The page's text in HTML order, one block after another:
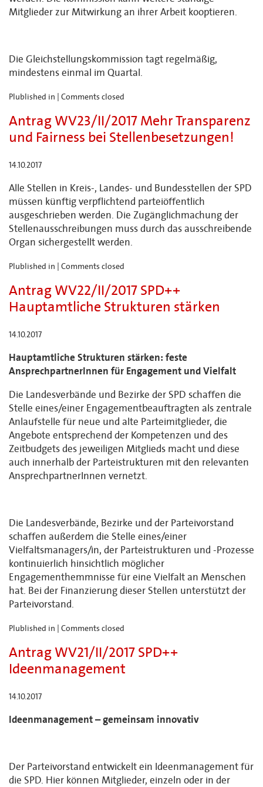
Mitglieder zur Mitwirkung an ihrer Arbeit kooptieren.
Die Gleichstellungskommission tagt regelmäßig,
mindestens einmal im Quartal.
Plublished in | Comments closed
Antrag WV23/II/2017 Mehr Transparenz
und Fairness bei Stellenbesetzungen!
14.10.2017
Alle Stellen in Kreis-, Landes- und Bundesstellen der SPD
müssen künftig verpflichtend parteiöffentlich
ausgeschrieben werden. Die Zugänglichmachung der
Stellenausschreibungen muss durch das ausschreibende
Organ sichergestellt werden.
Plublished in | Comments closed
Antrag WV22/II/2017 SPD++
Hauptamtliche Strukturen stärken
14.10.2017
Hauptamtliche Strukturen stärken: feste
AnsprechpartnerInnen für Engagement und Vielfalt
Die Landesverbände und Bezirke der SPD schaffen die
Stelle eines/einer Engagementbeauftragten als zentrale
Anlaufstelle für neue und alte Parteimitglieder, die
Angebote entsprechend der Kompetenzen und des
Zeitbudgets des jeweiligen Mitglieds macht und diese
auch innerhalb der Parteistrukturen mit den relevanten
AnsprechpartnerInnen vernetzt.
Die Landesverbände, Bezirke und der Parteivorstand
schaffen außerdem die Stelle eines/einer
Vielfaltsmanagers/in, der Parteistrukturen und -Prozesse
kontinuierlich hinsichtlich möglicher
Engagementhemmnisse für eine Vielfalt an Menschen
hat. Bei der Finanzierung dieser Stellen unterstützt der
Parteivorstand.
Plublished in | Comments closed
Antrag WV21/II/2017 SPD++
Ideenmanagement
14.10.2017
Ideenmanagement – gemeinsam innovativ
Der Parteivorstand entwickelt ein Ideenmanagement für
die SPD. Hier können Mitglieder, einzeln oder in der